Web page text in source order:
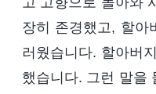
장히 존경했고, 할아
러웠습니다. 할아버
했습니다. 그런 말을